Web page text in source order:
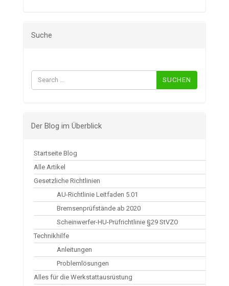
Suche
Suchen
nach:
Der Blog im Überblick
Startseite Blog
Alle Artikel
Gesetzliche Richtlinien
AU-Richtlinie Leitfaden 5.01
Bremsenprüfstände ab 2020
Scheinwerfer-HU-Prüfrichtlinie §29 StVZO
Technikhilfe
Anleitungen
Problemlösungen
Alles für die Werkstattausrüstung